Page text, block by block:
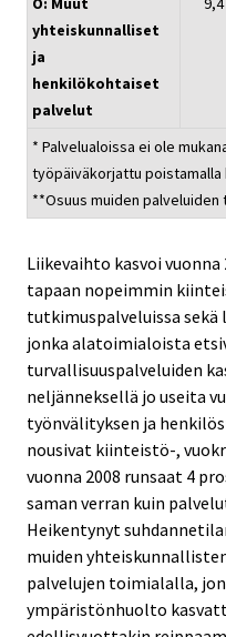
yhteiskunnalliset
ja
henkilökohtaiset
palvelut
* Palvelualoissa ei ole
työpäiväkorjattu
**Osuus muiden palveluiden
Liikevaihto kasvoi
tapaan nopeimmin
tutkimuspalveluissa sekä
jonka alatoimialoista
turvallisuuspalveluiden
neljänneksellä jo useita
työnvälityksen ja
nousivat kiinteistö-,
vuonna 2008 runsaat 4
saman verran kuin
Heikentynyt
muiden
palvelujen toimialalla,
ympäristönhuolto